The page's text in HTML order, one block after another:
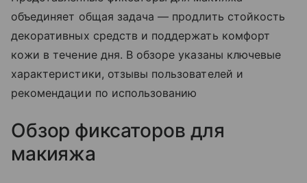
объединяет общая задача — продлить стойкость
декоративных средств и поддержать комфорт
кожи в течение дня. В обзоре указаны ключевые
характеристики, отзывы пользователей и
рекомендации по использованию
Обзор фиксаторов для
макияжа